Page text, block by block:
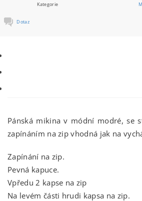
Kategorie
Dotaz
Pánská mikina v módní modré, se
zapínáním na zip vhodná jak na
Zapínání na zip.
Pevná kapuce.
Vpředu 2 kapse na zip
Na levém části hrudi kapsa na zip.